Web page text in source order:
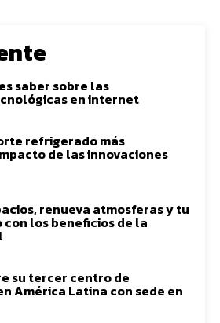
saber sobre las
en internet
refrigerado más
de las innovaciones
renueva atmosferas y tu
los beneficios de la
su tercer centro de
América Latina con sede en